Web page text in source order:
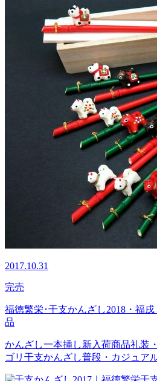
2017.10.31
完売
福徳繁栄･干支かんざし2018・福
品
かんざし一本挿し新入荷商品礼装
ゴリ 干支かんざし普段・カジュア